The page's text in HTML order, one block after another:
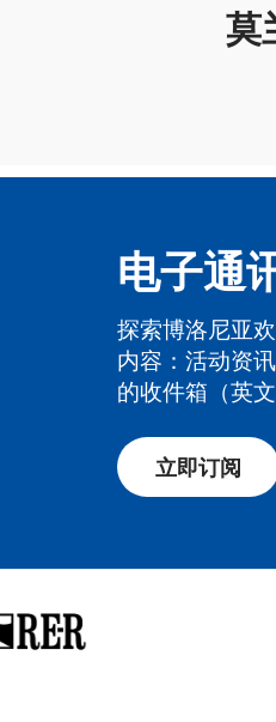
莫
电子通
探索博洛尼亚
内容：活动资
的收件箱（英文
立即订阅